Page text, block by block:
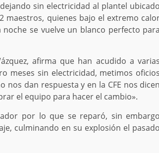
sin electricidad al plantel
maestros, quienes bajo el extremo
se vuelve un blanco perfecto
afirma que han acudido a
meses sin electricidad, metimos
nos dan respuesta y en la CFE nos
el equipo para hacer el cambio».
por lo que se reparó, sin
culminando en su explosión el